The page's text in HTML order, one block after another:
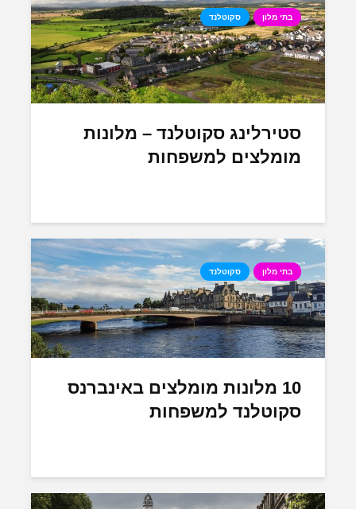
בתי מלון סקוטלנד
סטירלינג סקוטלנד – מלונות
מומלצים למשפחות
בתי מלון סקוטלנד
10 מלונות מומלצים באינברנס
סקוטלנד למשפחות